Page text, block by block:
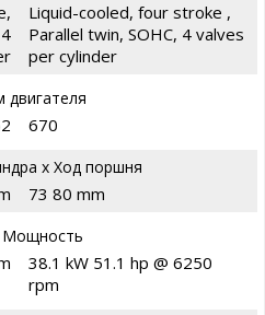
Liquid-cooled, four stroke ,
Parallel twin, SOHC, 4 valves
per cylinder
670
х Ход поршня
73 80 mm
Мощность
38.1 kW 51.1 hp @ 6250
rpm